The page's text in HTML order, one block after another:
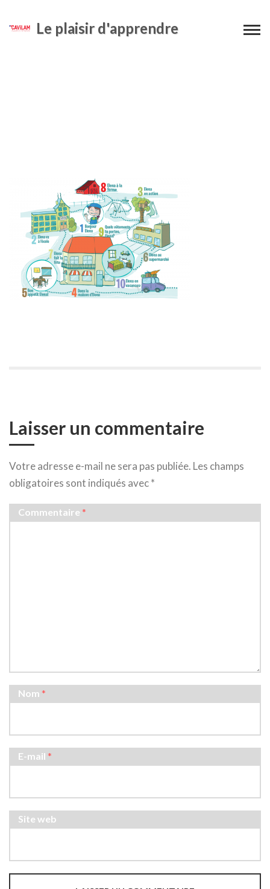
Le plaisir d'apprendre
Laisser un commentaire
Votre adresse e-mail ne sera pas publiée. Les champs
obligatoires sont indiqués avec*
Commentaire *
Nom *
E-mail *
Site web